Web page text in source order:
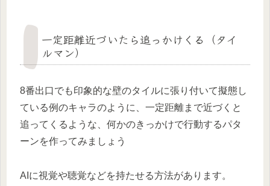
一定距離近づいたら追っかけくる（タイ
ルマン）
8番出口でも印象的な壁のタイルに張り付いて擬態し
ている例のキャラのように、一定距離まで近づくと
追ってくるような、何かのきっかけで行動するパタ
ーンを作ってみましょう
AIに視覚や聴覚などを持たせる方法があります。